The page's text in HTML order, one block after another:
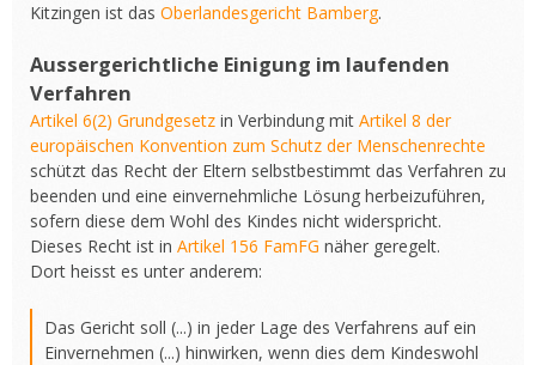
Kitzingen ist das Oberlandesgericht Bamberg.
Aussergerichtliche Einigung im laufenden
Verfahren
Artikel 6(2) Grundgesetz in Verbindung mit Artikel 8 der
europäischen Konvention zum Schutz der Menschenrechte
schützt das Recht der Eltern selbstbestimmt das Verfahren zu
beenden und eine einvernehmliche Lösung herbeizuführen,
sofern diese dem Wohl des Kindes nicht widerspricht.
Dieses Recht ist in Artikel 156 FamFG näher geregelt.
Dort heisst es unter anderem:
Das Gericht soll (...) in jeder Lage des Verfahrens auf ein
Einvernehmen (...) hinwirken, wenn dies dem Kindeswohl